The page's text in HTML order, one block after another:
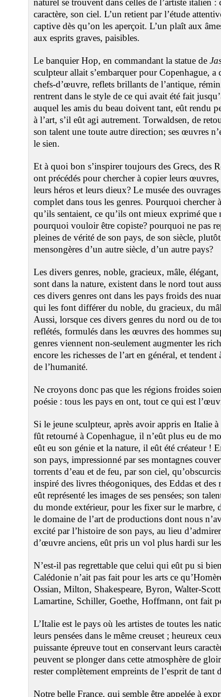
naturel se trouvent dans celles de l’artiste italien :
caractère, son ciel. L’un retient par l’étude
captive dès qu’on les aperçoit. L’un plaît aux
aux esprits graves, paisibles.
Le banquier Hop, en commandant la statue de
sculpteur allait s’embarquer pour Copenhague, a
chefs-d’œuvre, reflets brillants de l’antique,
rentrent dans le style de ce qui avait été fait
auquel les amis du beau doivent tant, eût rendu
à l’art, s’il eût agi autrement. Torwaldsen, de
son talent une toute autre direction; ses œuvres
le sien.
Et à quoi bon s’inspirer toujours des Grecs, des
ont précédés pour chercher à copier leurs
leurs héros et leurs dieux? Le musée des
complet dans tous les genres. Pourquoi chercher
qu’ils sentaient, ce qu’ils ont mieux exprimé
pourquoi vouloir être copiste? pourquoi ne pas
pleines de vérité de son pays, de son siècle,
mensongères d’un autre siècle, d’un autre pays?
Les divers genres, noble, gracieux, mâle,
sont dans la nature, existent dans le nord tout
ces divers genres ont dans les pays froids des
qui les font différer du noble, du gracieux, du
Aussi, lorsque ces divers genres du nord ou de
reflétés, formulés dans les œuvres des hommes
genres viennent non-seulement augmenter les
encore les richesses de l’art en général, et
de l’humanité.
Ne croyons donc pas que les régions froides
poésie : tous les pays en ont, tout ce qui est
Si le jeune sculpteur, après avoir appris en Italie
fût retourné à Copenhague, il n’eût plus eu de
eût eu son génie et la nature, il eût été créateur !
son pays, impressionné par ses montagnes
torrents d’eau et de feu, par son ciel,
inspiré des livres théogoniques, des Eddas et
eût représenté les images de ses pensées; son
du monde extérieur, pour les fixer sur le marbre,
le domaine de l’art de productions dont nous
excité par l’histoire de son pays, au lieu
d’œuvre anciens, eût pris un vol plus hardi sur
N’est-il pas regrettable que celui qui eût pu si
Calédonie n’ait pas fait pour les arts ce
Ossian, Milton, Shakespeare, Byron, Walter-
Lamartine, Schiller, Goethe, Hoffmann, ont fait
L’Italie est le pays où les artistes de toutes les
leurs pensées dans le même creuset ; heureux
puissante épreuve tout en conservant leurs
peuvent se plonger dans cette atmosphère de
rester complètement empreints de l’esprit de tant
Notre belle France, qui semble être appelée à